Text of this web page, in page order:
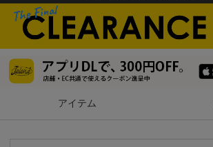
アイテム